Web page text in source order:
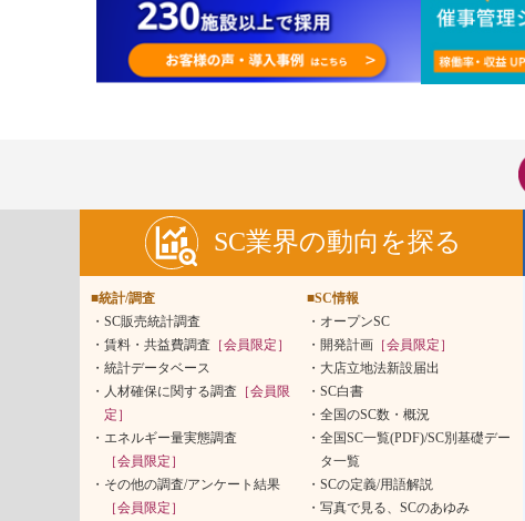
SC業界の動向を探る
■統計/調査
SC販売統計調査
賃料・共益費調査 ［会員限定］
統計データベース
人材確保に関する調査 ［会員限
定］
エネルギー量実態調査
［会員限定］
その他の調査/アンケート結果
［会員限定］
■SC情報
オープンSC
開発計画 ［会員限定］
大店立地法新設届出
SC白書
全国のSC数・概況
全国SC一覧(PDF)/SC別基礎デー
タ一覧
SCの定義/用語解説
写真で見る、SCのあゆみ